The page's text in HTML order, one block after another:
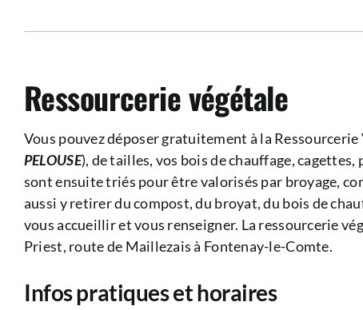
Ressourcerie végétale
Vous pouvez déposer gratuitement à la
PELOUSE), de tailles, vos bois de chauffage,
sont ensuite triés pour être valorisés par broyage,
aussi y retirer du compost, du broyat, du bois de
vous accueillir et vous renseigner. La ressourcerie
Priest, route de Maillezais à Fontenay-le-Comte.
Infos pratiques et horaires